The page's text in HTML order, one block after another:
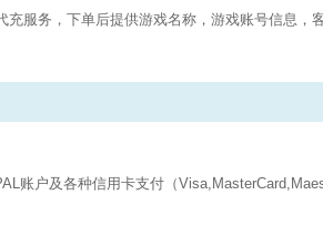
充服务，下单后提供游戏名称，游戏账号信息，
账户及各种信用卡支付（